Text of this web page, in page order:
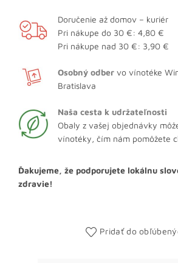
Doručenie až domov – kuriér
Pri nákupe do 30 €: 4,80 €
Pri nákupe nad 30 €: 3,90 €
Osobný odber vo vínotéke
Bratislava
Naša cesta k udržateľnosti
Obaly z vašej objednávky
vínotéky, čím nám pomôžete
Ďakujeme, že podporujete lokálnu
zdravie!
Pridať do